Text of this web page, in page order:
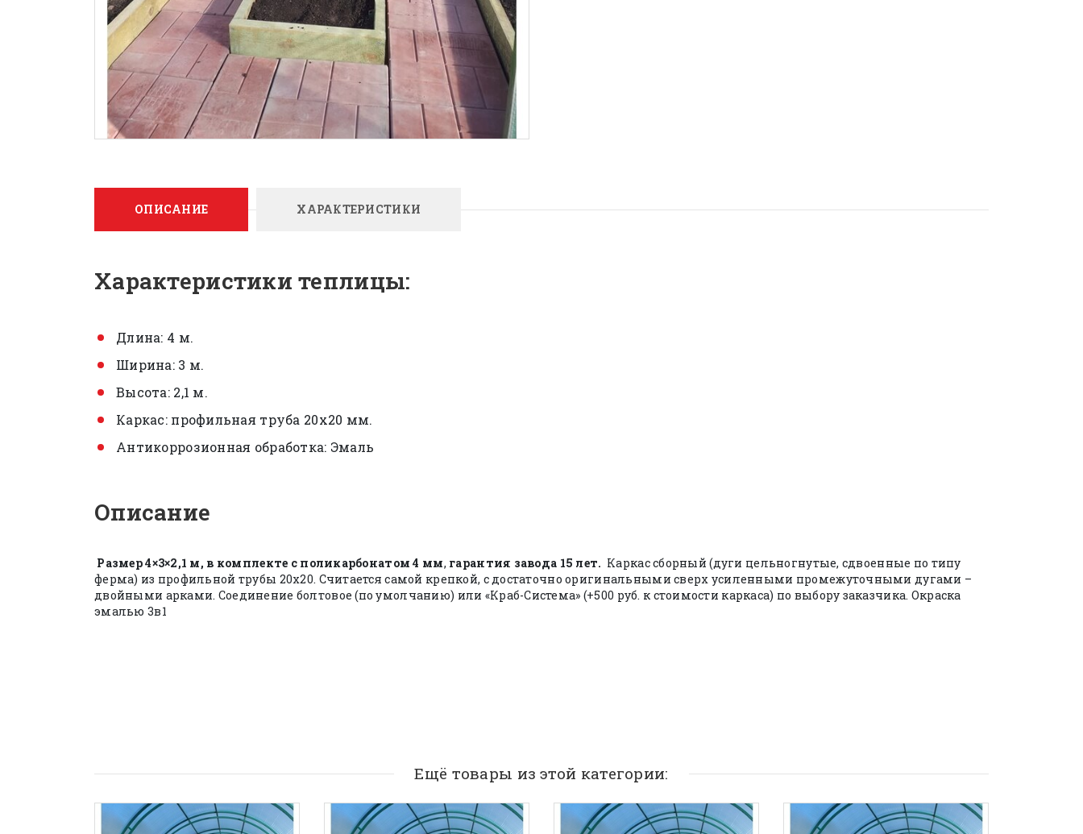
ОПИСАНИЕ ХАРАКТЕРИСТИКИ
Характеристики теплицы:
Длина: 4 м.
Ширина: 3 м.
Высота: 2,1 м.
Каркас: профильная труба 20х20 мм.
Антикоррозионная обработка: Эмаль
Описание
Размер 4×3×2,1 м, в комплекте с поликарбонатом 4 мм, гарантия завода 15 лет. Каркас сборный (дуги цельногнутые, сдвоенные по типу
ферма) из профильной трубы 20х20. Считается самой крепкой, с достаточно оригинальными сверх усиленными промежуточными дугами –
двойными арками. Соединение болтовое (по умолчанию) или «Краб-Система» (+500 руб. к стоимости каркаса) по выбору заказчика. Окраска
эмалью 3в1
Ещё товары из этой категории: